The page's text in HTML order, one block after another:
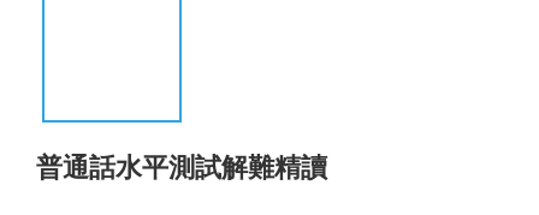
普通話水平測試解難精讀